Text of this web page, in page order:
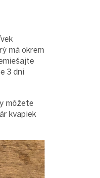
má okrem
3 dni
môžete
kvapiek